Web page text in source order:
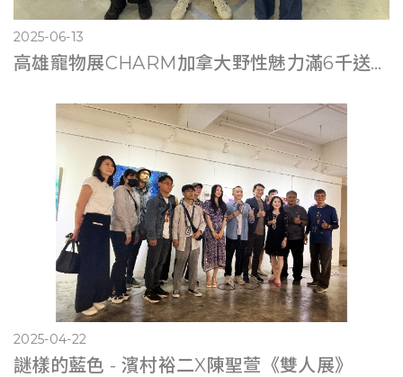
2025-06-13
高雄寵物展CHARM加拿大野性魅力滿6千送遊艇體驗
2025-04-22
謎樣的藍色 - 濱村裕二X陳聖萱《雙人展》